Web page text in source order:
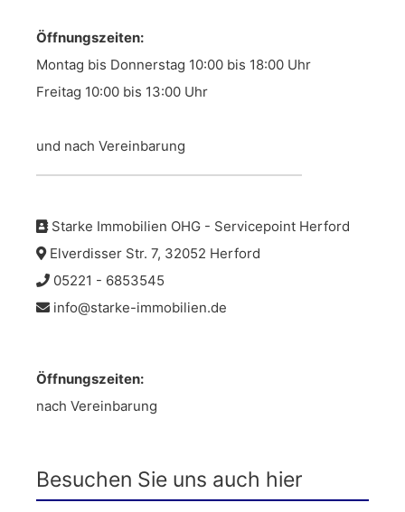
Öffnungszeiten:
Montag bis Donnerstag 10:00 bis 18:00 Uhr
Freitag 10:00 bis 13:00 Uhr
und nach Vereinbarung
Starke Immobilien OHG - Servicepoint Herford
Elverdisser Str. 7, 32052 Herford
05221 - 6853545
info@starke-immobilien.de
Öffnungszeiten:
nach Vereinbarung
Besuchen Sie uns auch hier